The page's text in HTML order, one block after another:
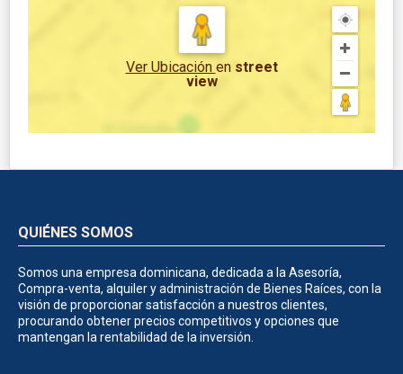
Ver Ubicación en street
view
QUIÉNES SOMOS
Somos una empresa dominicana, dedicada a la Asesoría,
Compra-venta, alquiler y administración de Bienes Raíces, con la
visión de proporcionar satisfacción a nuestros clientes,
procurando obtener precios competitivos y opciones que
mantengan la rentabilidad de la inversión.